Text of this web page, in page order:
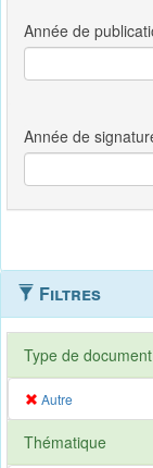
Filtres
Type de document
Autre
Thématique